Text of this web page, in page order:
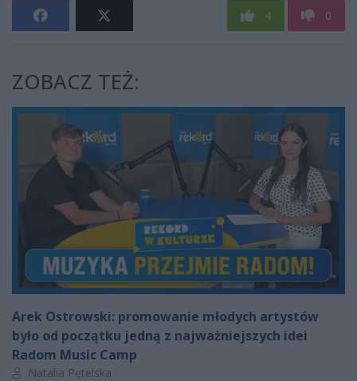
4 0
ZOBACZ TEŻ:
Arek Ostrowski: promowanie młodych artystów
było od początku jedną z najważniejszych idei
Radom Music Camp
Autor artykułu:
Natalia Pętelska